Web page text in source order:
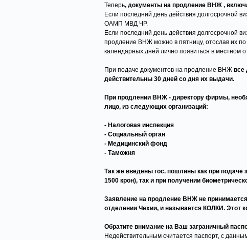
Теперь, документы на продление ВНЖ ,
Если последний день действия долгосрочной
ОАМП МВД ЧР.
Если последний день действия долгосрочной
продление ВНЖ можно в пятницу, отослав их
календарных дней лично появиться в
При подаче документов на продление ВНЖ все
действительны 30 дней со дня их выдачи.
При продлении ВНЖ - директору фирмы,
лицо, из следующих организаций:
- Налоговая инспекция
- Социальный орган
- Медицинский фонд
- Таможня
Так же введены гос. пошлины как при подаче
1500 крон), так и при получении
Заявление на продление ВНЖ не
отделении Чехии, и называется КОЛКИ. Этот
Обратите внимание на Ваш заграничный
Недействительным считается паспорт, с